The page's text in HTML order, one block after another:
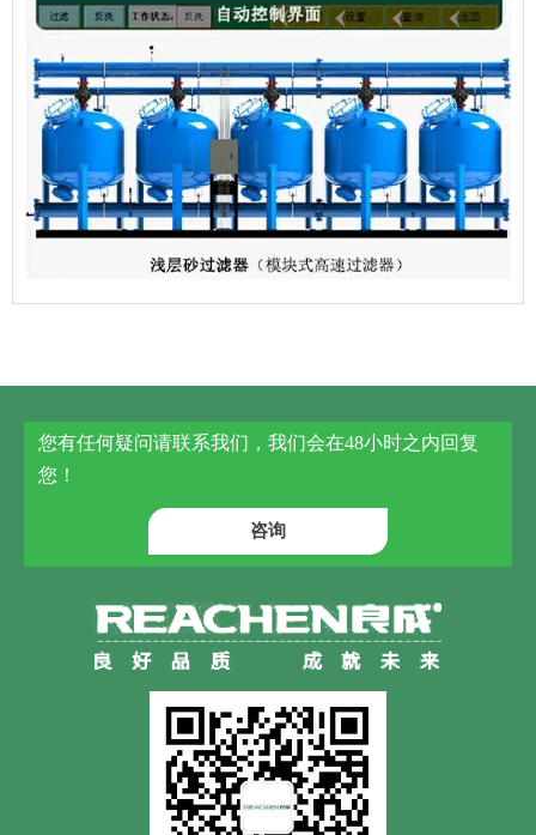
您有任何疑问请联系我们，我们会在48小时之内回复
您！
咨询